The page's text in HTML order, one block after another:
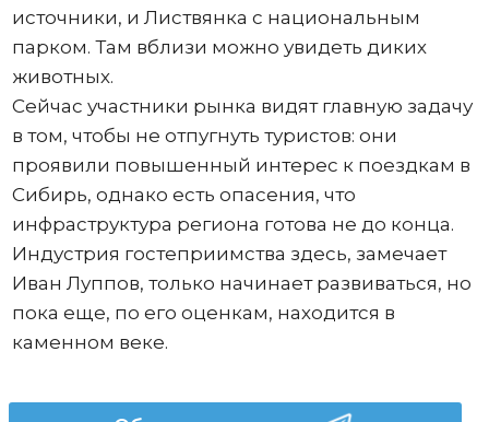
источники, и Листвянка с национальным
парком. Там вблизи можно увидеть диких
животных.
Сейчас участники рынка видят главную задачу
в том, чтобы не отпугнуть туристов: они
проявили повышенный интерес к поездкам в
Сибирь, однако есть опасения, что
инфраструктура региона готова не до конца.
Индустрия гостеприимства здесь, замечает
Иван Луппов, только начинает развиваться, но
пока еще, по его оценкам, находится в
каменном веке.